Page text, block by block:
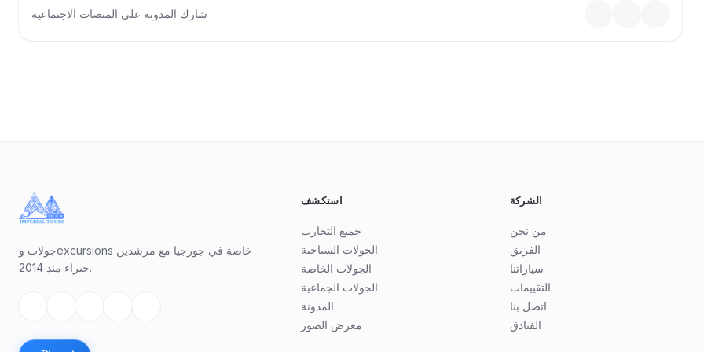
ستبدأ رحلتنا من دير جفاري — دير جفاري هو موقع أرثوذكسي جورجي من القرن السادس
يقع على تل بالقرب من متسخيتا، ويوفر إطلالات خلابة على التقاء نهري متكفاري وأراغفي.
يشتهر بهندسته المعمارية البسيطة ولكن الجميلة وأهميته التاريخية، حيث يُعتقد أنه الموقع
الذي نصبت فيه القديسة نينو صليباً لنشر المسيحية في جورجيا. جفاري هو موقع للتراث
شارك المدونة على المنصات الاجتماعية
جولات وexcursions خاصة في جورجيا مع مرشدين
خبراء منذ 2014.
استكشف
جميع التجارب
الجولات السياحية
الجولات الخاصة
الجولات الجماعية
المدونة
معرض الصور
الشركة
من نحن
الفريق
سياراتنا
التقييمات
اتصل بنا
الفنادق